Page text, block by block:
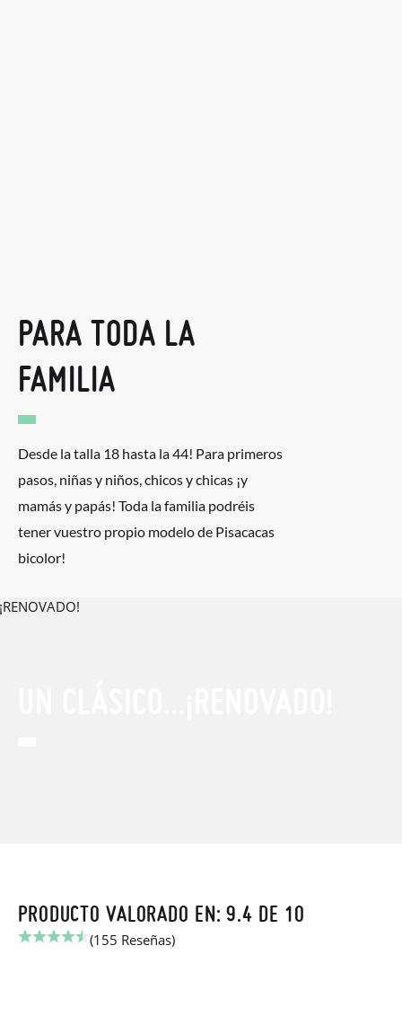
PARA TODA LA
FAMILIA
Desde la talla 18 hasta la 44! Para primeros
pasos, niñas y niños, chicos y chicas ¡y
mamás y papás! Toda la familia podréis
tener vuestro propio modelo de Pisacacas
bicolor!
PRODUCTO VALORADO EN: 9.4 DE 10
(155 Reseñas)